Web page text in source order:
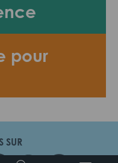
pour
SUR